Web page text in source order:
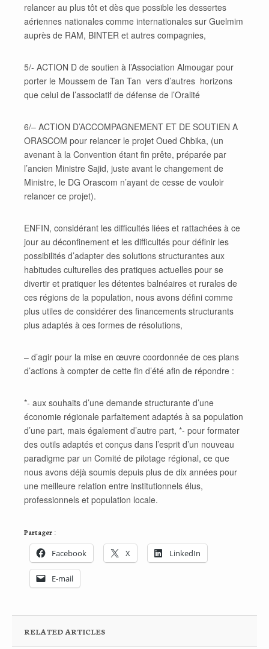
relancer au plus tôt et dès que possible les dessertes
aériennes nationales comme internationales sur Guelmim
auprès de RAM, BINTER et autres compagnies,
5/- ACTION D de soutien à l’Association Almougar pour
porter le Moussem de Tan Tan vers d’autres horizons
que celui de l’associatif de défense de l’Oralité
6/– ACTION D’ACCOMPAGNEMENT ET DE SOUTIEN A
ORASCOM pour relancer le projet Oued Chbika, (un
avenant à la Convention étant fin prête, préparée par
l’ancien Ministre Sajid, juste avant le changement de
Ministre, le DG Orascom n’ayant de cesse de vouloir
relancer ce projet).
ENFIN, considérant les difficultés liées et rattachées à ce
jour au déconfinement et les difficultés pour définir les
possibilités d’adapter des solutions structurantes aux
habitudes culturelles des pratiques actuelles pour se
divertir et pratiquer les détentes balnéaires et rurales de
ces régions de la population, nous avons défini comme
plus utiles de considérer des financements structurants
plus adaptés à ces formes de résolutions,
– d’agir pour la mise en œuvre coordonnée de ces plans
d’actions à compter de cette fin d’été afin de répondre :
*- aux souhaits d’une demande structurante d’une
économie régionale parfaitement adaptés à sa population
d’une part, mais également d’autre part, *- pour formater
des outils adaptés et conçus dans l’esprit d’un nouveau
paradigme par un Comité de pilotage régional, ce que
nous avons déjà soumis depuis plus de dix années pour
une meilleure relation entre institutionnels élus,
professionnels et population locale.
Partager :
Facebook X LinkedIn
E-mail
RELATED ARTICLES